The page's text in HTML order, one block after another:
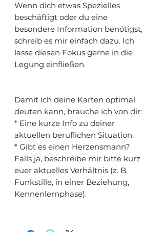
Wenn dich etwas Spezielles
beschäftigt oder du eine
besondere Information benötigst,
schreib es mir einfach dazu. Ich
lasse diesen Fokus gerne in die
Legung einfließen.
Damit ich deine Karten optimal
deuten kann, brauche ich von dir:
* Eine kurze Info zu deiner
aktuellen beruflichen Situation.
* Gibt es einen Herzensmann?
Falls ja, beschreibe mir bitte kurz
euer aktuelles Verhältnis (z. B.
Funkstille, in einer Beziehung,
Kennenlernphase).